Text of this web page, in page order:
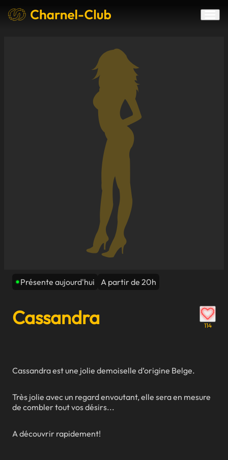
Cassandra 114
Présente aujourd'hui A partir de 20h
Cassandra est une jolie demoiselle d’origine Belge.
Très jolie avec un regard envoutant, elle sera en mesure
de combler tout vos désirs...
A découvrir rapidement!